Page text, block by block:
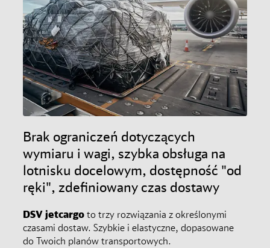
Brak ograniczeń dotyczących
wymiaru i wagi, szybka obsługa na
lotnisku docelowym, dostępność "od
ręki", zdefiniowany czas dostawy
DSV jetcargo to trzy rozwiązania z określonymi
czasami dostaw. Szybkie i elastyczne, dopasowane
do Twoich planów transportowych.